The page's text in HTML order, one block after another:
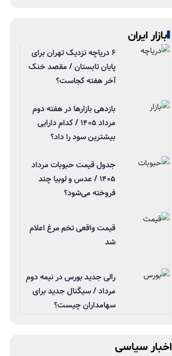
بازار ایران
۶ دریاچه نزدیک تهران برای
پایان تابستان / مقصد خنک
آخر هفته کجاست؟
بازدهی بازارها در هفته دوم
مرداد ۱۴۰۵ / کدام دارایی
بیشترین سود را داد؟
جدول قیمت حبوبات مرداد
۱۴۰۵ / عدس و لوبیا چند
فروخته می‌شود؟
قیمت واقعی تخم مرغ اعلام
شد
رالی جدید بورس در نیمه دوم
مرداد / سیگنال جدید برای
سهامداران چیست؟
اخبار سیاسی